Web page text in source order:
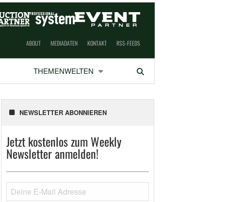
ABOUT MEDIADATEN KONTAKT RSS-FEEDS
THEMENWELTEN Suchen
NEWSLETTER ABONNIEREN
Jetzt kostenlos zum Weekly
Newsletter anmelden!